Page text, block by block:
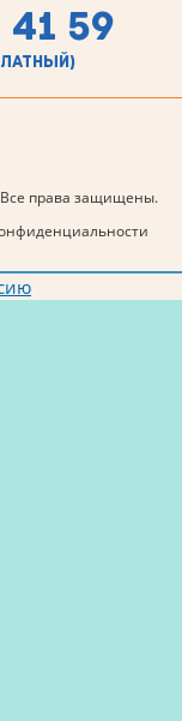
59
права защищены.